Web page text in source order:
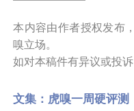
本内容由作者授权发布
嗅立场。
如对本稿件有异议或投
文集： 虎嗅一周硬评测